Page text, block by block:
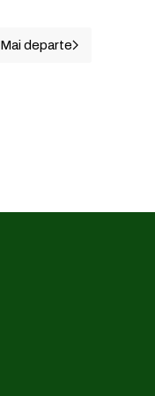
Articolul următor:
Mai departe